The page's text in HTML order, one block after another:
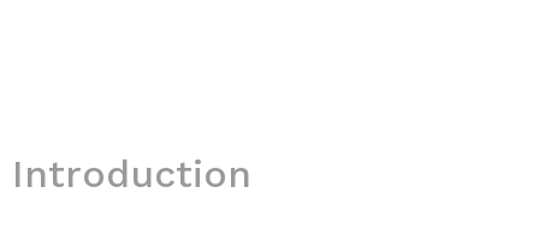
Introduction